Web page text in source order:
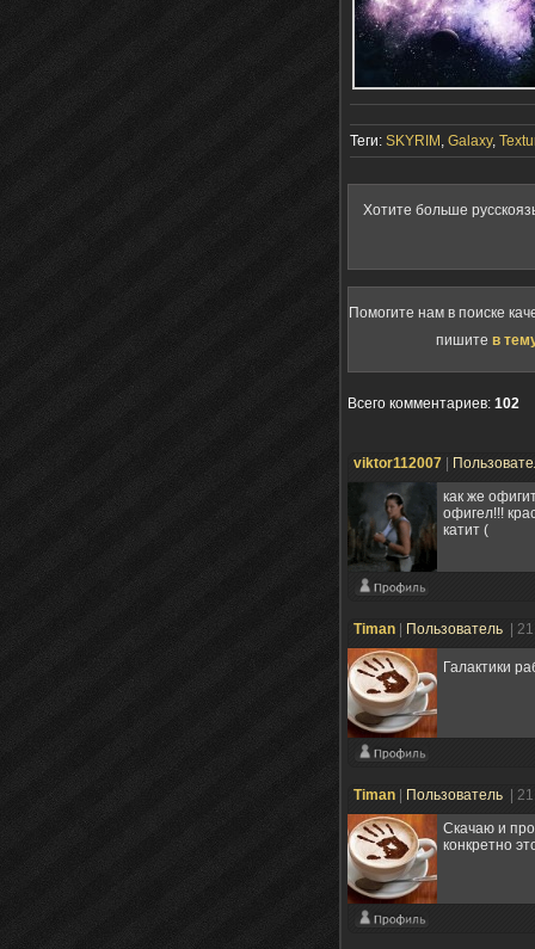
Теги: SKYRIM , Galaxy,
Хотите больше
Помогите нам в поиске
пишите в
Всего комментариев: 102
viktor112007
как же
офигел!!!
катит (
Timan Пользователь |
Галактики
Timan Пользователь
|
Скачаю и
конкретно